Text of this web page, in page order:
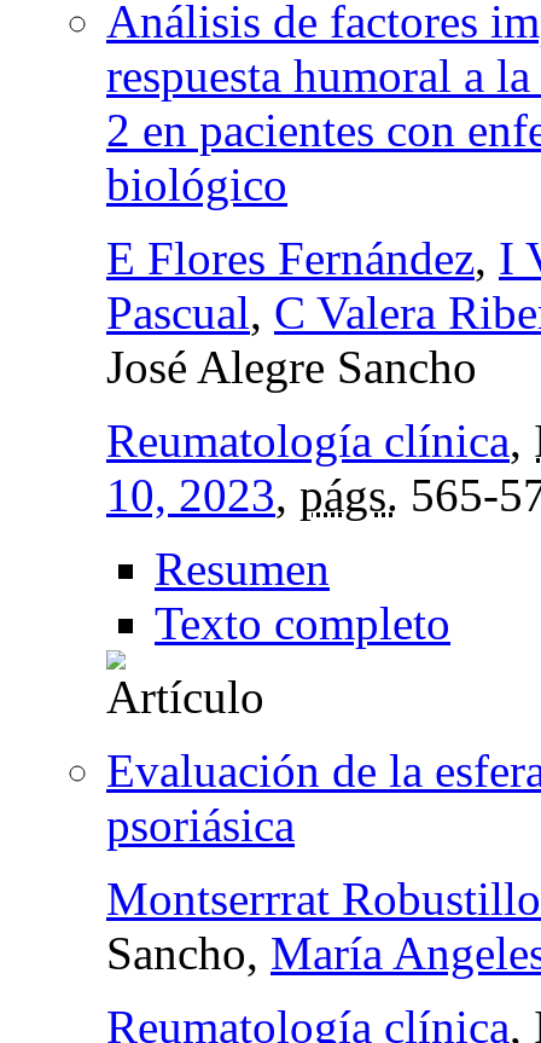
Análisis de factores
respuesta humoral a
2 en pacientes con
biológico
E Flores Fernández, I
Pascual, C Valera
José Alegre Sancho
Reumatología clínica,
10, 2023, págs. 565-
Resumen
Texto completo
Evaluación de la
psoriásica
Montserrrat
Sancho, María
Reumatología clínica,